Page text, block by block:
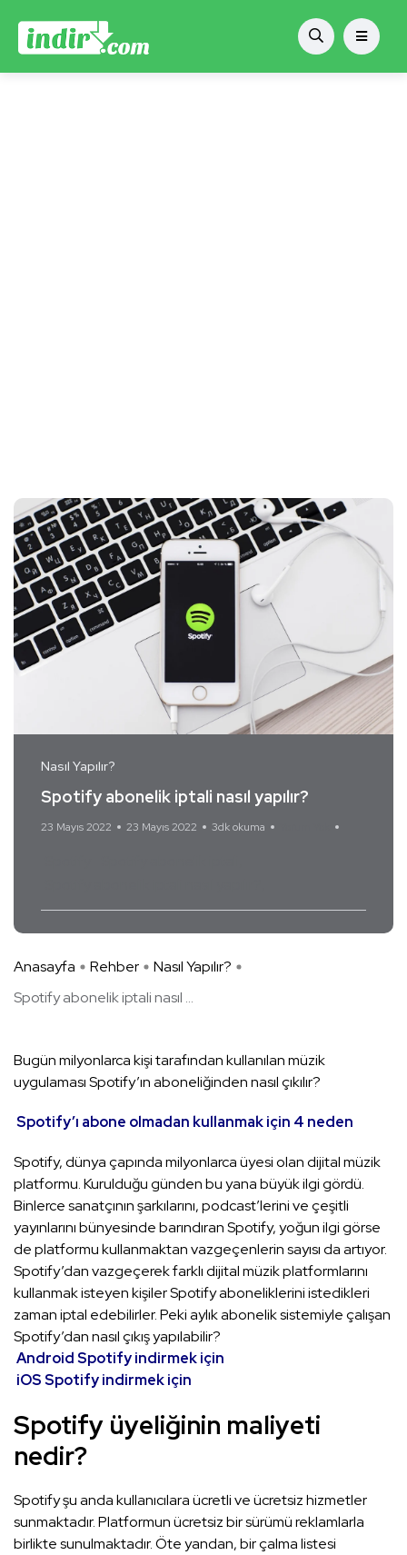
Nasıl Yapılır?
Spotify abonelik iptali nasıl yapılır?
23 Mayıs 2022 23 Mayıs 2022 3dk okuma
Anasayfa Rehber
Nasıl Yapılır?
Spotify abonelik iptali nasıl ...
Bugün milyonlarca kişi tarafından kullanılan müzik
uygulaması Spotify’ın aboneliğinden nasıl çıkılır?
Spotify’ı abone olmadan kullanmak için 4 neden
Spotify, dünya çapında milyonlarca üyesi olan dijital müzik
platformu. Kurulduğu günden bu yana büyük ilgi gördü.
Binlerce sanatçının şarkılarını, podcast’lerini ve çeşitli
yayınlarını bünyesinde barındıran Spotify, yoğun ilgi görse
de platformu kullanmaktan vazgeçenlerin sayısı da artıyor.
Spotify’dan vazgeçerek farklı dijital müzik platformlarını
kullanmak isteyen kişiler Spotify aboneliklerini istedikleri
zaman iptal edebilirler. Peki aylık abonelik sistemiyle çalışan
Spotify’dan nasıl çıkış yapılabilir?
Android Spotify indirmek için
iOS Spotify indirmek için
Spotify üyeliğinin maliyeti
nedir?
Spotify şu anda kullanıcılara ücretli ve ücretsiz hizmetler
sunmaktadır. Platformun ücretsiz bir sürümü reklamlarla
birlikte sunulmaktadır. Öte yandan, bir çalma listesi